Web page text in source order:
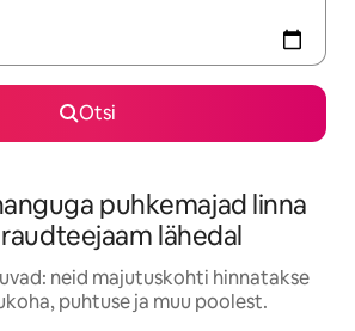
Otsi
puhkemajad linna
lähedal
neid majutuskohti hinnatakse
puhtuse ja muu poolest.